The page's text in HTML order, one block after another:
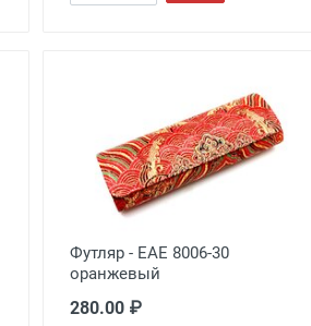
Футляр - EAE 8006-30
оранжевый
280.00 ₽